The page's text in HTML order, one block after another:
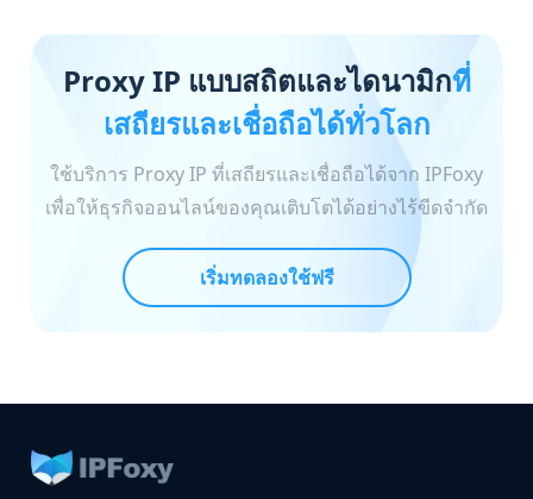
Proxy IP แบบสถิตและไดนามิกที่
เสถียรและเชื่อถือได้ทั่วโลก
ใช้บริการ Proxy IP ที่เสถียรและเชื่อถือได้จาก IPFoxy
เพื่อให้ธุรกิจออนไลน์ของคุณเติบโตได้อย่างไร้ขีดจำกัด
เริ่มทดลองใช้ฟรี